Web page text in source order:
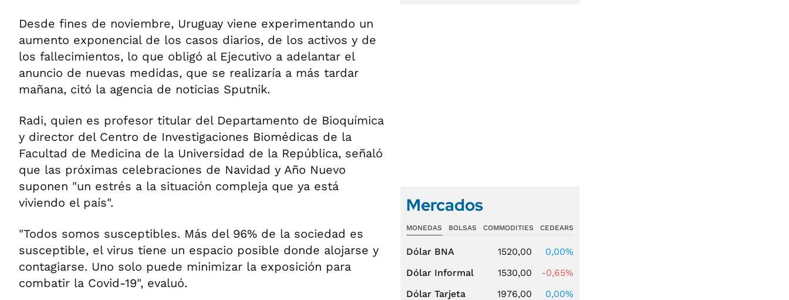
Desde fines de noviembre, Uruguay viene experimentando un
aumento exponencial de los casos diarios, de los activos y de
los fallecimientos, lo que obligó al Ejecutivo a adelantar el
anuncio de nuevas medidas, que se realizaría a más tardar
mañana, citó la agencia de noticias Sputnik.
Radi, quien es profesor titular del Departamento de Bioquímica
y director del Centro de Investigaciones Biomédicas de la
Facultad de Medicina de la Universidad de la República, señaló
que las próximas celebraciones de Navidad y Año Nuevo
suponen "un estrés a la situación compleja que ya está
viviendo el país".
"Todos somos susceptibles. Más del 96% de la sociedad es
susceptible, el virus tiene un espacio posible donde alojarse y
contagiarse. Uno solo puede minimizar la exposición para
combatir la Covid-19", evaluó.
Mercados
MONEDAS BOLSAS COMMODITIES CEDEARS
Dólar BNA 1520,00
0,00%
Dólar Informal
1530,00
-0,65%
Dólar Tarjeta
1976,00
0,00%